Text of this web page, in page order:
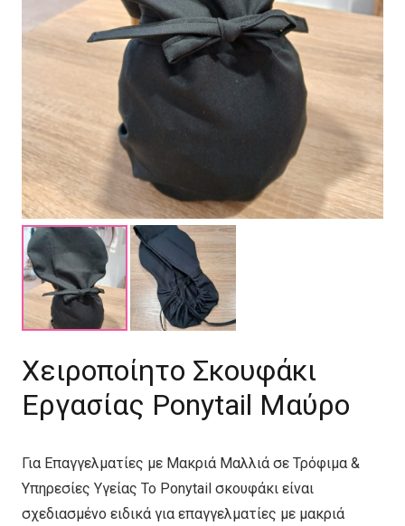
Χειροποίητο Σκουφάκι
Εργασίας Ponytail Μαύρο
Για Επαγγελματίες με Μακριά Μαλλιά σε Τρόφιμα &
Υπηρεσίες Υγείας Το Ponytail σκουφάκι είναι
σχεδιασμένο ειδικά για επαγγελματίες με μακριά